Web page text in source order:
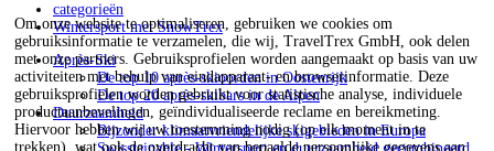
Om onze website te optimaliseren, gebruiken we cookies om
gebruiksinformatie te verzamelen, die wij, TravelTrex GmbH, ook delen
met onze partners. Gebruiksprofielen worden aangemaakt op basis van uw
activiteiten met behulp van eindapparaat- en browserinformatie. Deze
gebruiksprofielen worden gebruikt voor statistische analyse, individuele
productaanbevelingen, geïndividualiseerde reclame en bereikmeting.
Hiervoor hebben wij uw toestemming nodig (op elk moment in te
trekken), wat ook de overdracht van bepaalde persoonlijke gegevens aan
categorieën
Wintersport met SnowTrex
Après-Ski
De top 10 après-skioorden in Oostenrijk
De top 20 après-skibars in de Alpen
Duurzaamheid
Bijzonder klimaatvriendelijke skigebieden in Europa